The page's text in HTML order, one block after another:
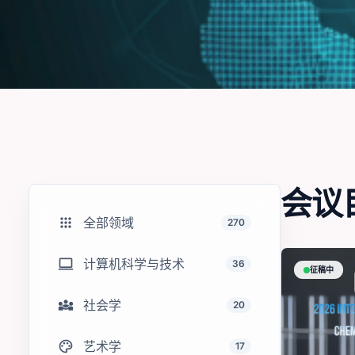
apps 全部领域 270
computer 计算机科学与技术 36
diversity_3 社会学 20
palette 艺术学 17
会议
征稿中